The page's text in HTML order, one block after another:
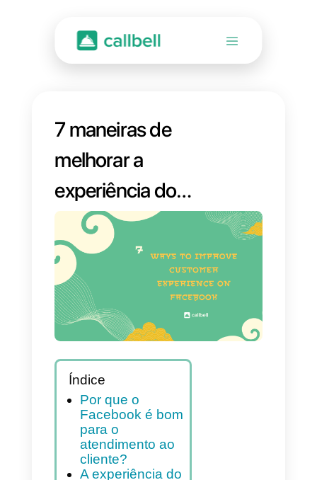
7 maneiras de
melhorar a
experiência do
cliente no Facebook
Índice